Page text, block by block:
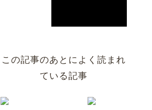
この記事のあとによく読まれ
ている記事